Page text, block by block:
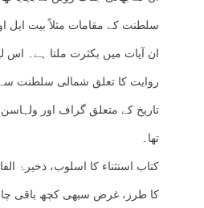
سلطنت کے مقامات مثلاً بیت ایل
ان آیات میں بکثرت ملتا ہے۔ اس
روایت کا تعلق شمالی سلطنت
تھا۔
کتاب استثناء کا اسلوب، ذخیرۂ
کا طرز، غرض سبھی کچھ باقی